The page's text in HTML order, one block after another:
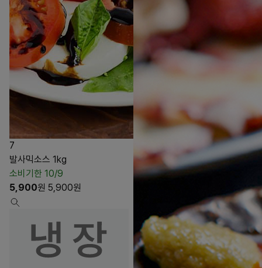
7
발사믹소스 1kg
소비기한 10/9
5,900원 5,900원